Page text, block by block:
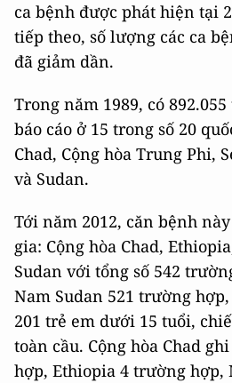
ca bệnh được phát hiện tại
tiếp theo, số lượng các ca
đã giảm dần.
Trong năm 1989, có
báo cáo ở 15 trong số 20
Chad, Cộng hòa Trung Phi,
và Sudan.
Tới năm 2012, căn bệnh
gia: Cộng hòa Chad,
Sudan với tổng số 542
Nam Sudan 521 trường
201 trẻ em dưới 15 tuổi,
toàn cầu. Cộng hòa Chad
hợp, Ethiopia 4 trường